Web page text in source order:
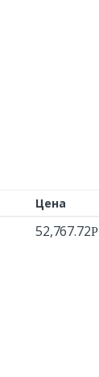
Цена
52,767.72Р